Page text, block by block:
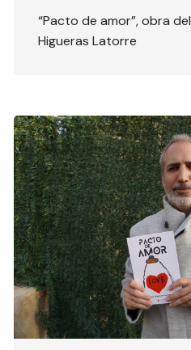
“Pacto de amor”, obra
Higueras Latorre